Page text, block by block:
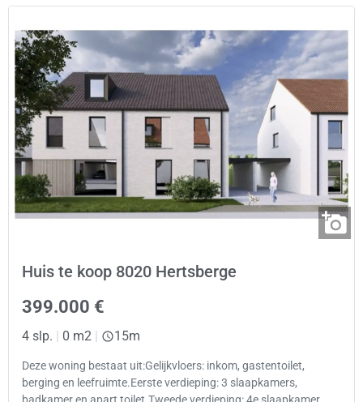
Huis te koop 8020 Hertsberge
399.000 €
4 slp. | 0 m2 | 15m
Deze woning bestaat uit:Gelijkvloers: inkom, gastentoilet,
berging en leefruimte.Eerste verdieping: 3 slaapkamers,